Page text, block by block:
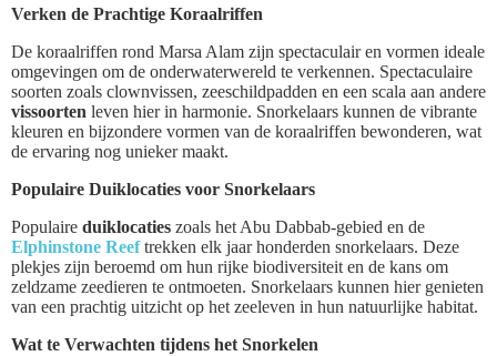
Verken de Prachtige Koraalriffen
De koraalriffen rond Marsa Alam zijn spectaculair en vormen ideale
omgevingen om de onderwaterwereld te verkennen. Spectaculaire
soorten zoals clownvissen, zeeschildpadden en een scala aan andere
vissoorten leven hier in harmonie. Snorkelaars kunnen de vibrante
kleuren en bijzondere vormen van de koraalriffen bewonderen, wat
de ervaring nog unieker maakt.
Populaire Duiklocaties voor Snorkelaars
Populaire duiklocaties zoals het Abu Dabbab-gebied en de
Elphinstone Reeftrekken elk jaar honderden snorkelaars. Deze
plekjes zijn beroemd om hun rijke biodiversiteit en de kans om
zeldzame zeedieren te ontmoeten. Snorkelaars kunnen hier genieten
van een prachtig uitzicht op het zeeleven in hun natuurlijke habitat.
Wat te Verwachten tijdens het Snorkelen